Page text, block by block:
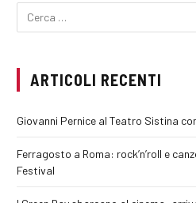
ARTICOLI RECENTI
Giovanni Pernice al Teatro Sistina
Ferragosto a Roma: rock’n’roll e
Festival